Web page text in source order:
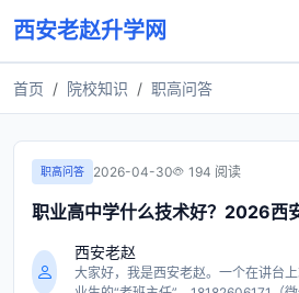
西安老赵升学网
首页 院校知识 职高问答
职高问答 2026-04-30 194 阅读
职业高中学什么技术好？2026西
西安老赵
大家好，我是西安老赵。一个在讲台